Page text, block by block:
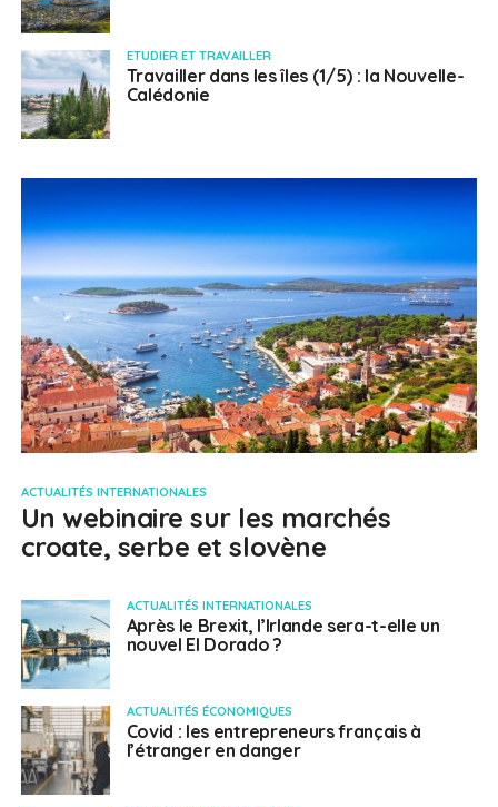
ETUDIER ET TRAVAILLER
Travailler dans les îles (1/5) : la Nouvelle-
Calédonie
ACTUALITÉS INTERNATIONALES
Un webinaire sur les marchés
croate, serbe et slovène
ACTUALITÉS INTERNATIONALES
Après le Brexit, l’Irlande sera-t-elle un
nouvel El Dorado ?
ACTUALITÉS ÉCONOMIQUES
Covid : les entrepreneurs français à
l’étranger en danger